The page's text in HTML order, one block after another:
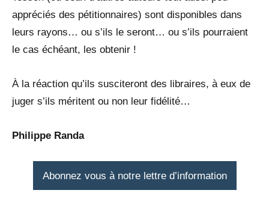
appréciés des pétitionnaires) sont disponibles dans
leurs rayons… ou s’ils le seront… ou s’ils pourraient
le cas échéant, les obtenir !
À la réaction qu’ils susciteront des libraires, à eux de
juger s’ils méritent ou non leur fidélité…
Philippe Randa
Abonnez vous à notre lettre d’information